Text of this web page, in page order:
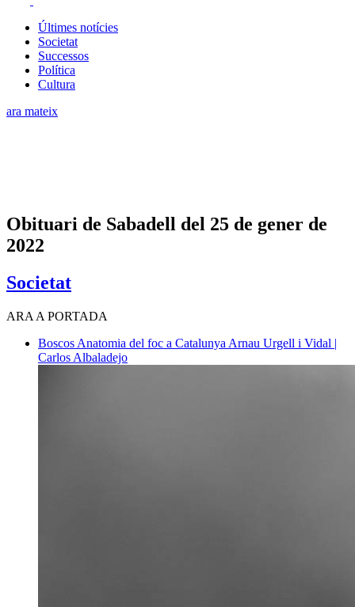
Últimes notícies
Societat
Successos
Política
Cultura
ara mateix
Obituari de Sabadell del 25 de gener de
2022
Societat
ARA A PORTADA
Boscos Anatomia del foc a Catalunya Arnau Urgell i Vidal |
Carlos Albaladejo